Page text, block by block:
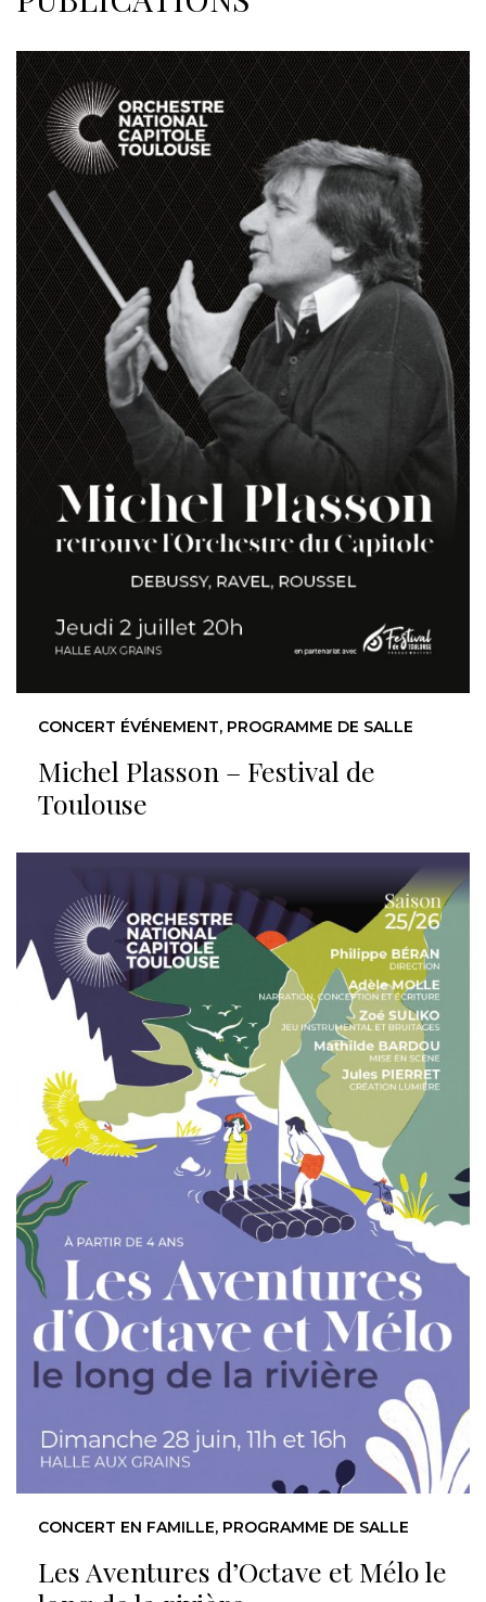
Michel Plasson – Festival de
Toulouse
CONCERT ÉVÉNEMENT, PROGRAMME DE SALLE
Les Aventures d’Octave et Mélo le
CONCERT EN FAMILLE, PROGRAMME DE SALLE